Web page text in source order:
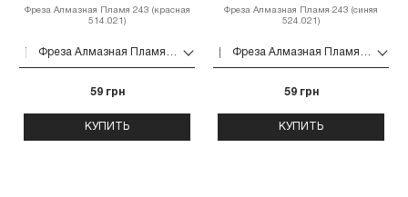
Фреза Алмазная Пламя 243 (красная
514.021)
Фреза Алмазная Пламя 243 (красная 514.021)
59 грн
КУПИТЬ
Фреза Алмазная Пламя 243 (синяя
524.021)
Фреза Алмазная Пламя 243 (синяя 524.021)
59 грн
КУПИТЬ